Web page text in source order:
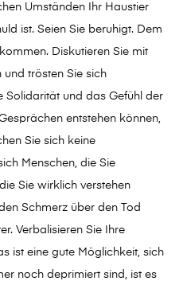
Umständen Ihr Haustier
ist. Seien Sie beruhigt. Dem
Diskutieren Sie mit
und trösten Sie sich
Solidarität und das Gefühl der
entstehen können,
Sie sich keine
Menschen, die Sie
Sie wirklich verstehen
Schmerz über den Tod
Verbalisieren Sie Ihre
ist eine gute Möglichkeit, sich
noch deprimiert sind, ist es